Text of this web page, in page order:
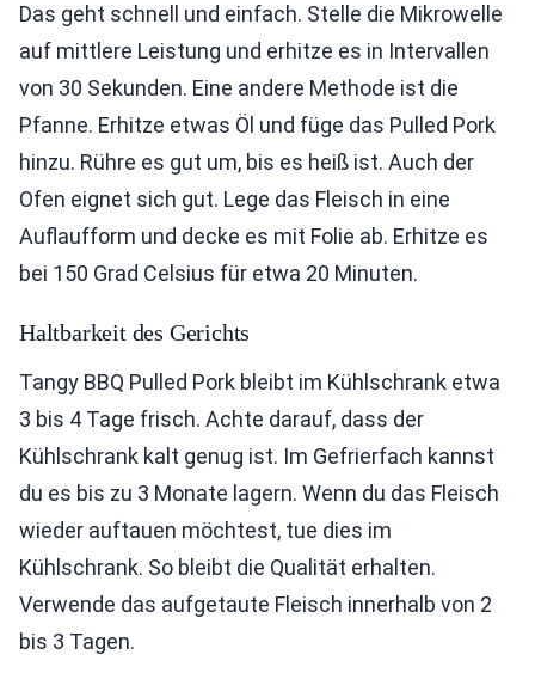
Das geht schnell und einfach. Stelle die Mikrowelle
auf mittlere Leistung und erhitze es in Intervallen
von 30 Sekunden. Eine andere Methode ist die
Pfanne. Erhitze etwas Öl und füge das Pulled Pork
hinzu. Rühre es gut um, bis es heiß ist. Auch der
Ofen eignet sich gut. Lege das Fleisch in eine
Auflaufform und decke es mit Folie ab. Erhitze es
bei 150 Grad Celsius für etwa 20 Minuten.
Haltbarkeit des Gerichts
Tangy BBQ Pulled Pork bleibt im Kühlschrank etwa
3 bis 4 Tage frisch. Achte darauf, dass der
Kühlschrank kalt genug ist. Im Gefrierfach kannst
du es bis zu 3 Monate lagern. Wenn du das Fleisch
wieder auftauen möchtest, tue dies im
Kühlschrank. So bleibt die Qualität erhalten.
Verwende das aufgetaute Fleisch innerhalb von 2
bis 3 Tagen.